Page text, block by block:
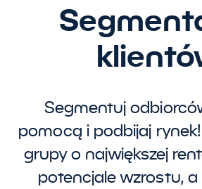
Segmentuj
pomocą i podbijaj
grupy o największej
potencjale wzrostu,